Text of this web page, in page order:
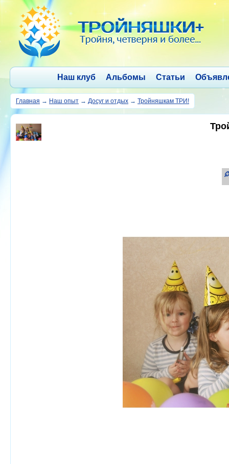
Наш клуб Альбомы Статьи
Главная → Наш опыт → Досуг и отдых → Тройняшкам ТРИ!